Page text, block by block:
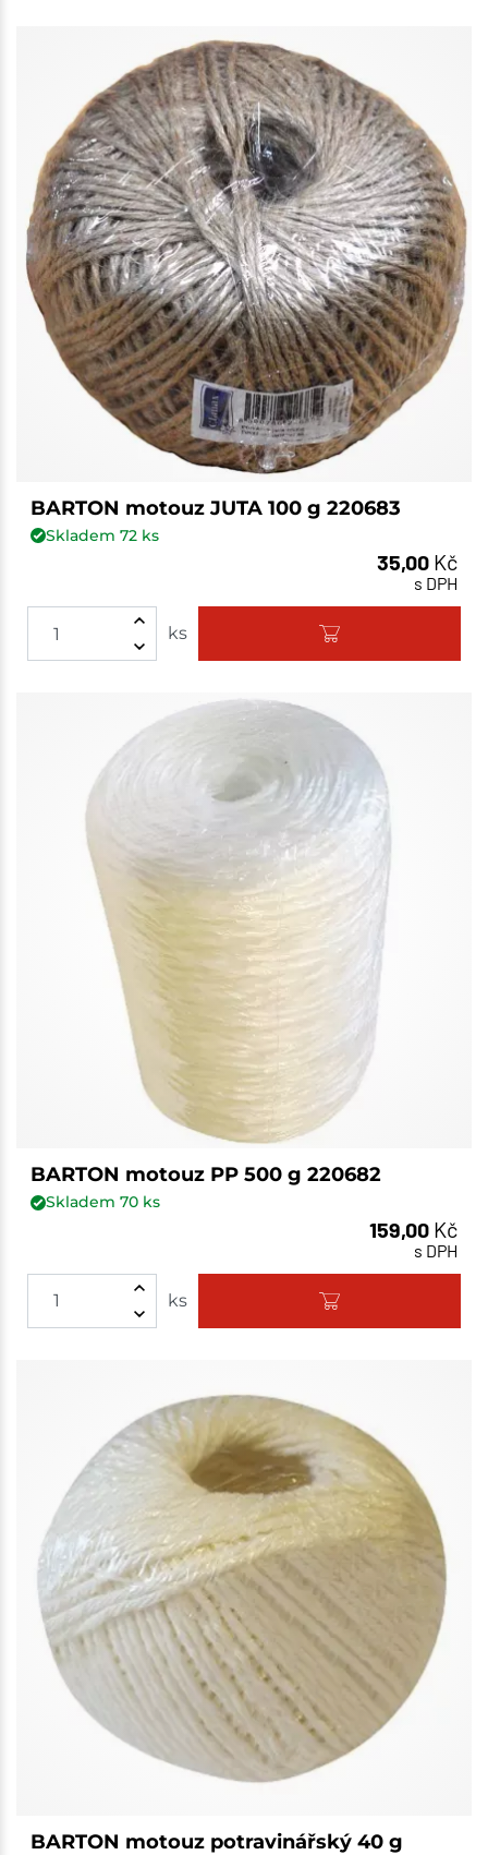
BARTON motouz JUTA 100 g 220683
Skladem 72ks
35,00 Kč
s DPH
ks
BARTON motouz PP 500 g 220682
Skladem 70ks
159,00 Kč
s DPH
ks
BARTON motouz potravinářský 40 g